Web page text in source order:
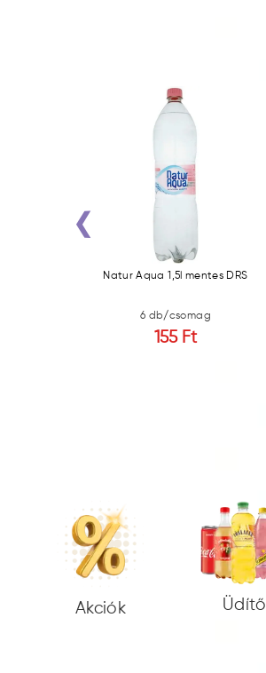
Natur Aqua 1,5l mentes DRS
6 db/csomag
155 Ft
‹
Akciók Üdítő